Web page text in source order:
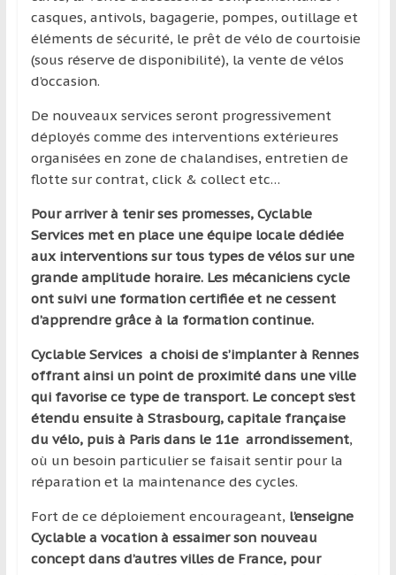
casques, antivols, bagagerie, pompes, outillage et
éléments de sécurité, le prêt de vélo de courtoisie
(sous réserve de disponibilité), la vente de vélos
d’occasion.
De nouveaux services seront progressivement
déployés comme des interventions extérieures
organisées en zone de chalandises, entretien de
flotte sur contrat, click & collect etc…
Pour arriver à tenir ses promesses, Cyclable
Services met en place une équipe locale dédiée
aux interventions sur tous types de vélos sur une
grande amplitude horaire. Les mécaniciens cycle
ont suivi une formation certifiée et ne cessent
d’apprendre grâce à la formation continue.
Cyclable Services a choisi de s’implanter à Rennes
offrant ainsi un point de proximité dans une ville
qui favorise ce type de transport. Le concept s’est
étendu ensuite à Strasbourg, capitale française
du vélo, puis à Paris dans le 11e arrondissement,
où un besoin particulier se faisait sentir pour la
réparation et la maintenance des cycles.
Fort de ce déploiement encourageant, l’enseigne
Cyclable a vocation à essaimer son nouveau
concept dans d’autres villes de France, pour